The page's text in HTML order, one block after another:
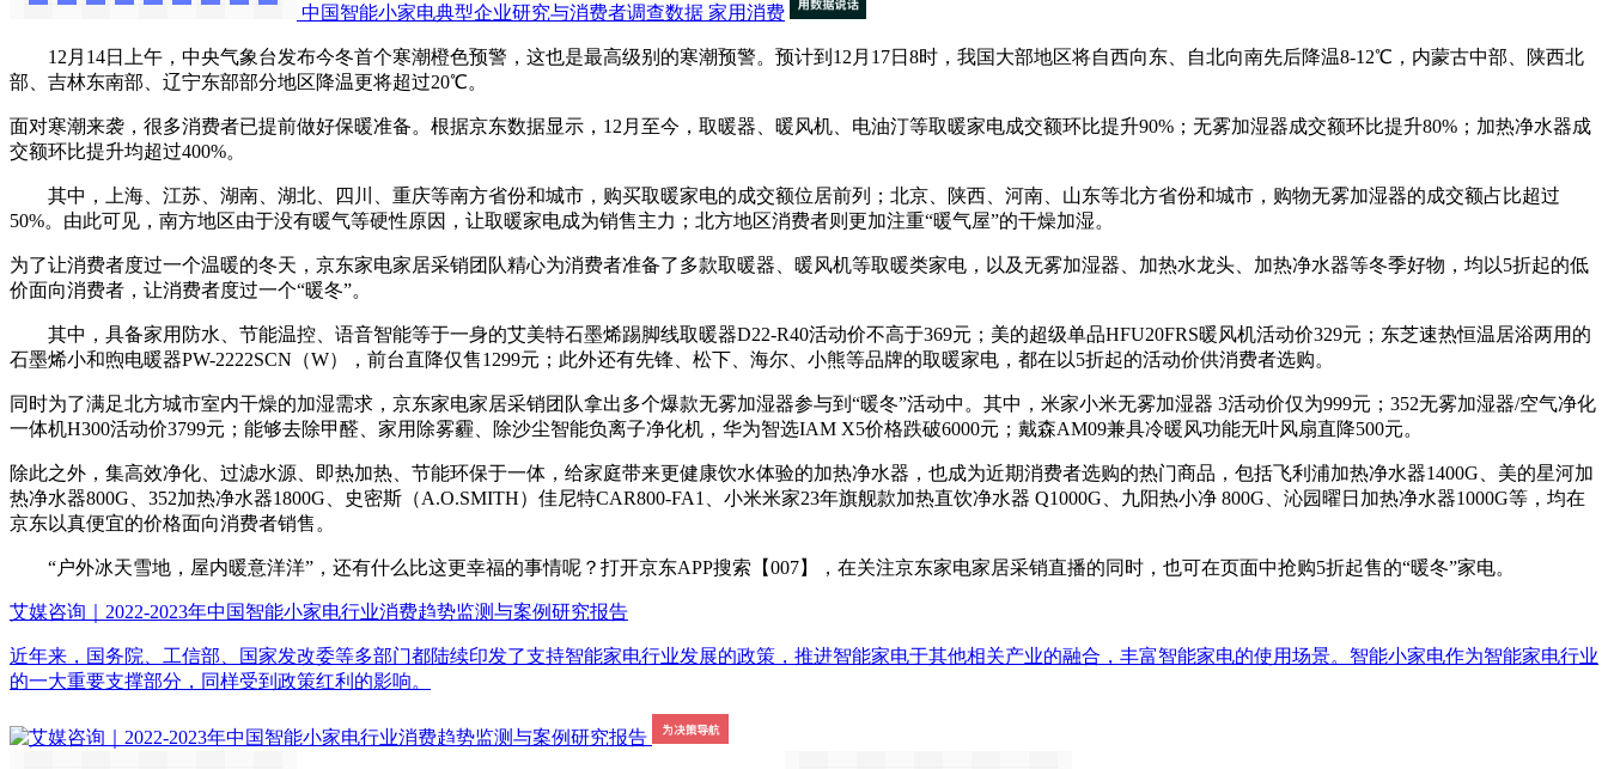
中国智能小家电典型企业研究与消费者调查数据 家用消费
12月14日上午，中央气象台发布今冬首个寒潮橙色预警，这也是最高级别的寒潮预警。预计到12月17日8时，我国大部地区将自西向东、自北向南先后降温8-12℃，内蒙古中部、陕西北
部、吉林东南部、辽宁东部部分地区降温更将超过20℃。
面对寒潮来袭，很多消费者已提前做好保暖准备。根据京东数据显示，12月至今，取暖器、暖风机、电油汀等取暖家电成交额环比提升90%；无雾加湿器成交额环比提升80%；加热净水器成
交额环比提升均超过400%。
其中，上海、江苏、湖南、湖北、四川、重庆等南方省份和城市，购买取暖家电的成交额位居前列；北京、陕西、河南、山东等北方省份和城市，购物无雾加湿器的成交额占比超过
50%。由此可见，南方地区由于没有暖气等硬性原因，让取暖家电成为销售主力；北方地区消费者则更加注重“暖气屋”的干燥加湿。
为了让消费者度过一个温暖的冬天，京东家电家居采销团队精心为消费者准备了多款取暖器、暖风机等取暖类家电，以及无雾加湿器、加热水龙头、加热净水器等冬季好物，均以5折起的低
价面向消费者，让消费者度过一个“暖冬”。
其中，具备家用防水、节能温控、语音智能等于一身的艾美特石墨烯踢脚线取暖器D22-R40活动价不高于369元；美的超级单品HFU20FRS暖风机活动价329元；东芝速热恒温居浴两用的
石墨烯小和煦电暖器PW-2222SCN（W），前台直降仅售1299元；此外还有先锋、松下、海尔、小熊等品牌的取暖家电，都在以5折起的活动价供消费者选购。
同时为了满足北方城市室内干燥的加湿需求，京东家电家居采销团队拿出多个爆款无雾加湿器参与到“暖冬”活动中。其中，米家小米无雾加湿器 3活动价仅为999元；352无雾加湿器/空气净化
一体机H300活动价3799元；能够去除甲醛、家用除雾霾、除沙尘智能负离子净化机，华为智选IAM X5价格跌破6000元；戴森AM09兼具冷暖风功能无叶风扇直降500元。
除此之外，集高效净化、过滤水源、即热加热、节能环保于一体，给家庭带来更健康饮水体验的加热净水器，也成为近期消费者选购的热门商品，包括飞利浦加热净水器1400G、美的星河加
热净水器800G、352加热净水器1800G、史密斯（A.O.SMITH）佳尼特CAR800-FA1、小米米家23年旗舰款加热直饮净水器 Q1000G、九阳热小净 800G、沁园曜日加热净水器1000G等，均在
京东以真便宜的价格面向消费者销售。
“户外冰天雪地，屋内暖意洋洋”，还有什么比这更幸福的事情呢？打开京东APP搜索【007】，在关注京东家电家居采销直播的同时，也可在页面中抢购5折起售的“暖冬”家电。
艾媒咨询｜2022-2023年中国智能小家电行业消费趋势监测与案例研究报告
近年来，国务院、工信部、国家发改委等多部门都陆续印发了支持智能家电行业发展的政策，推进智能家电于其他相关产业的融合，丰富智能家电的使用场景。智能小家电作为智能家电行业
的一大重要支撑部分，同样受到政策红利的影响。